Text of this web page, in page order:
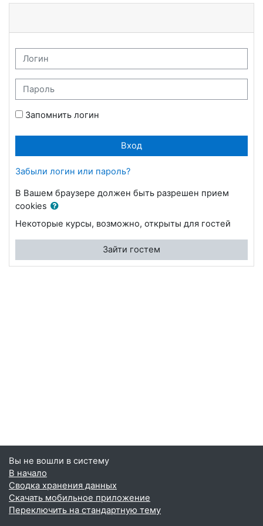
Перейти к основному содержанию
Логин
Пароль
Запомнить логин
Вход
Забыли логин или пароль?
В Вашем браузере должен быть разрешен прием
cookies
Некоторые курсы, возможно, открыты для гостей
Зайти гостем
Вы не вошли в систему
В начало
Сводка хранения данных
Скачать мобильное приложение
Переключить на стандартную тему